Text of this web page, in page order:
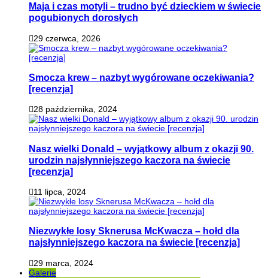
Maja i czas motyli – trudno być dzieckiem w świecie
pogubionych dorosłych
29 czerwca, 2026
Smocza krew – nazbyt wygórowane oczekiwania?
[recenzja]
28 października, 2024
Nasz wielki Donald – wyjątkowy album z okazji 90.
urodzin najsłynniejszego kaczora na świecie
[recenzja]
11 lipca, 2024
Niezwykłe losy Sknerusa McKwacza – hołd dla
najsłynniejszego kaczora na świecie [recenzja]
29 marca, 2024
Galerie